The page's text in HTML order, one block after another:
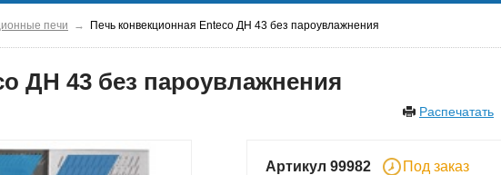
печи → Печь конвекционная Enteco ДН 43 без пароувлажнения
ДН 43 без пароувлажнения
Распечатать
Артикул 99982 Под заказ